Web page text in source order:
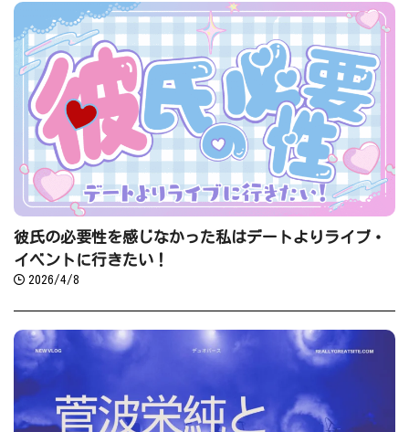
彼氏の必要性を感じなかった私はデートよりライブ・
イベントに行きたい！
2026/4/8